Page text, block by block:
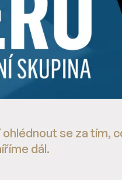
se za tím,
dál.